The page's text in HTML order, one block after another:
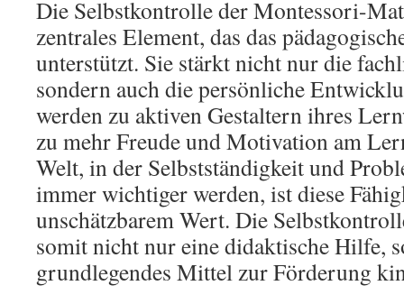
Die Selbstkontrolle der Montessori-
zentrales Element, das das
unterstützt. Sie stärkt nicht nur die
sondern auch die persönliche
werden zu aktiven Gestaltern ihres
zu mehr Freude und Motivation am
Welt, in der Selbstständigkeit und
immer wichtiger werden, ist diese
unschätzbarem Wert. Die
somit nicht nur eine didaktische Hilfe,
grundlegendes Mittel zur Förderung